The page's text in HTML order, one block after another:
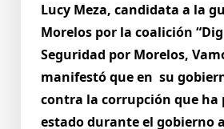
Lucy Meza, candidata a la
Morelos por la coalición
Seguridad por Morelos,
manifestó que en su
contra la corrupción que ha
estadodurante el gobierno